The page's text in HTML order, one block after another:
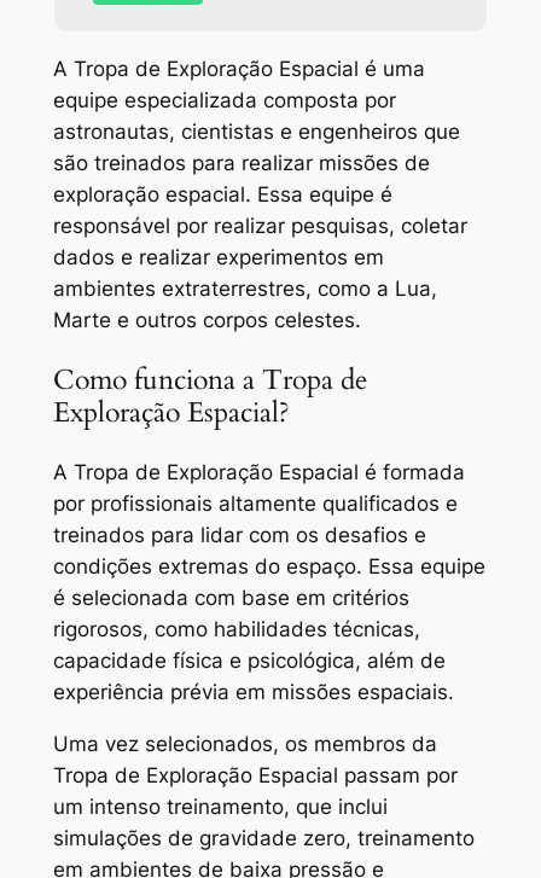
A Tropa de Exploração Espacial é uma
equipe especializada composta por
astronautas, cientistas e engenheiros que
são treinados para realizar missões de
exploração espacial. Essa equipe é
responsável por realizar pesquisas, coletar
dados e realizar experimentos em
ambientes extraterrestres, como a Lua,
Marte e outros corpos celestes.
Como funciona a Tropa de
Exploração Espacial?
A Tropa de Exploração Espacial é formada
por profissionais altamente qualificados e
treinados para lidar com os desafios e
condições extremas do espaço. Essa equipe
é selecionada com base em critérios
rigorosos, como habilidades técnicas,
capacidade física e psicológica, além de
experiência prévia em missões espaciais.
Uma vez selecionados, os membros da
Tropa de Exploração Espacial passam por
um intenso treinamento, que inclui
simulações de gravidade zero, treinamento
em ambientes de baixa pressão e